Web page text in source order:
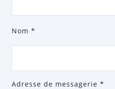
Nom *
Adresse de messagerie *